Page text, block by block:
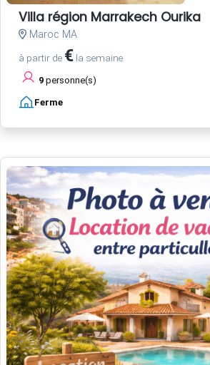
Villa région Marrakech Ourika
Maroc MA
à partir de € la semaine
9 personne(s)
Ferme